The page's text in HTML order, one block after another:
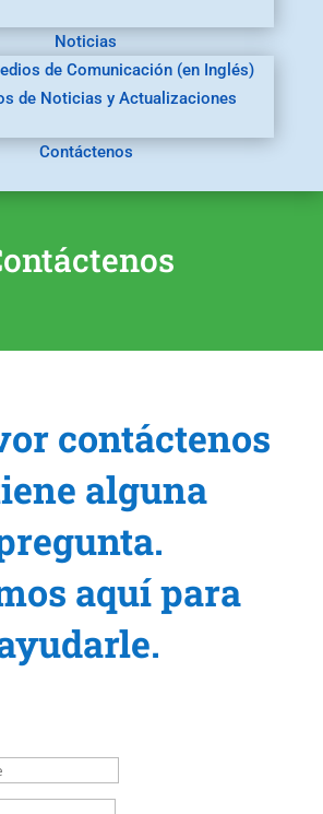
Noticias
de Comunicación (en Inglés)
de Noticias y Actualizaciones
Contáctenos
contáctenos
alguna
aquí para